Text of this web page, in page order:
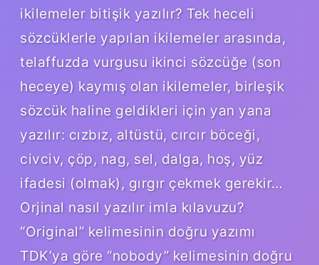
ikilemeler bitişik yazılır? Tek heceli
sözcüklerle yapılan ikilemeler arasında,
telaffuzda vurgusu ikinci sözcüğe (son
heceye) kaymış olan ikilemeler, birleşik
sözcük haline geldikleri için yan yana
yazılır: cızbız, altüstü, cırcır böceği,
civciv, çöp, nag, sel, dalga, hoş, yüz
ifadesi (olmak), gırgır çekmek gerekir…
Orjinal nasıl yazılır imla kılavuzu?
“Original” kelimesinin doğru yazımı
TDK’ya göre “nobody” kelimesinin doğru